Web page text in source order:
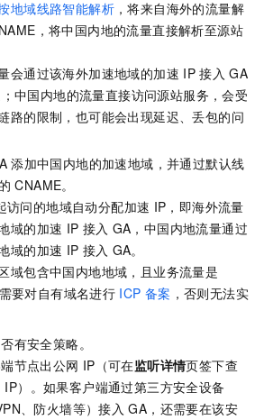
地域线路智能解析 ，将来自海外的流量解
，将中国内地的流量直接解析至源站
会通过该海外加速地域的加速 IP 接入 GA
中国内地的流量直接访问源站服务，会受
路的限制，也可能会出现延迟、丢包的问
添加中国内地的加速地域，并通过默认线
的 CNAME。
访问的地域自动分配加速 IP，即海外流量
域的加速 IP 接入 GA，中国内地流量通过
域的加速 IP 接入 GA。
域包含中国内地地域，且业务流量是
要对自有域名进行 ICP 备案 ，否则无法实
有安全策略。
节点出公网 IP（可在监听详情页签下查
IP）。如果客户端通过第三方安全设备
、防火墙等）接入 GA，还需要在该安